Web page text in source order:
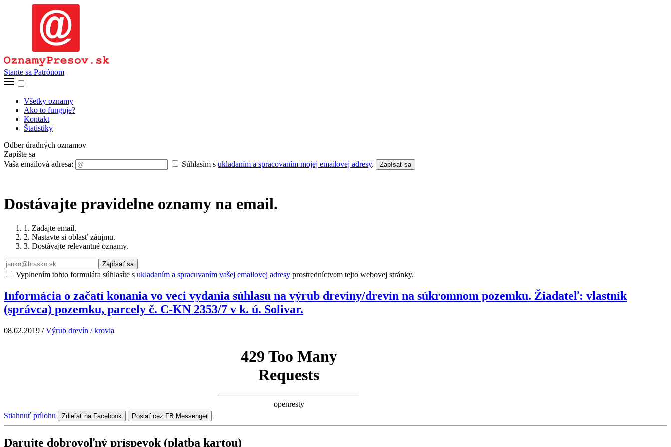
Stante sa Patrónom
Všetky oznamy
Ako to funguje?
Kontakt
Štatistiky
Odber úradných oznamov
Zapíšte sa
Vaša emailová adresa:
Súhlasím s ukladaním a spracovaním mojej emailovej adresy. Zapísať sa
Dostávajte pravidelne oznamy na email.
1. Zadajte email.
2. Nastavte si oblasť záujmu.
3. Dostávajte relevantné oznamy.
Zapísať sa
Vyplnením tohto formulára súhlasíte s ukladaním a spracuvaním vašej emailovej adresy prostredníctvom tejto webovej stránky.
Informácia o začatí konania vo veci vydania súhlasu na výrub dreviny/drevín na súkromnom pozemku. Žiadateľ: vlastník
(správca) pozemku, parcely č. C-KN 2353/7 v k. ú. Solivar.
08.02.2019 /Výrub drevín / krovia
Stiahnuť prílohu Zdieľať na Facebook Poslať cez FB Messenger
Darujte dobrovoľný príspevok (platba kartou)